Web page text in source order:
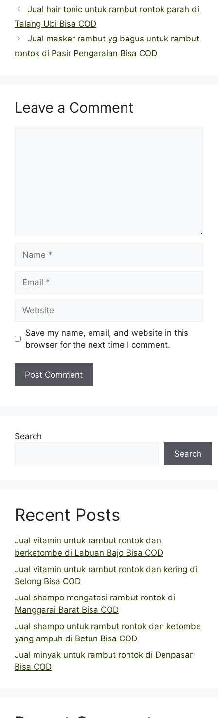
Jual hair tonic untuk rambut rontok parah di
Talang Ubi Bisa COD
Jual masker rambut yg bagus untuk rambut
rontok di Pasir Pengaraian Bisa COD
Leave a Comment
Save my name, email, and website in this
browser for the next time I comment.
Search
Search
Recent Posts
Jual vitamin untuk rambut rontok dan
berketombe di Labuan Bajo Bisa COD
Jual vitamin untuk rambut rontok dan kering di
Selong Bisa COD
Jual shampo mengatasi rambut rontok di
Manggarai Barat Bisa COD
Jual shampo untuk rambut rontok dan ketombe
yang ampuh di Betun Bisa COD
Jual minyak untuk rambut rontok di Denpasar
Bisa COD